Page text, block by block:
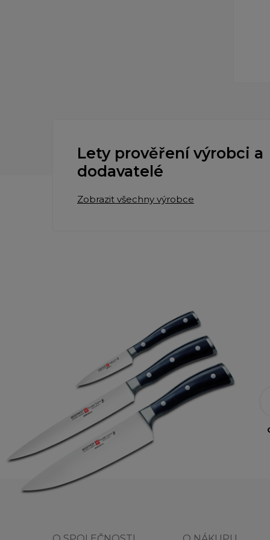
Lety prověření výrobci a
dodavatelé
Zobrazit všechny výrobce